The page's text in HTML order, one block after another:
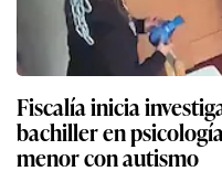
Fiscalía inicia
bachiller en
menor con autismo